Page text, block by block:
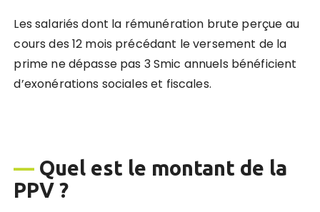
Les salariés dont la rémunération brute perçue au
cours des 12 mois précédant le versement de la
prime ne dépasse pas 3 Smic annuels bénéficient
d’exonérations sociales et fiscales.
— Quel est le montant de la
PPV ?